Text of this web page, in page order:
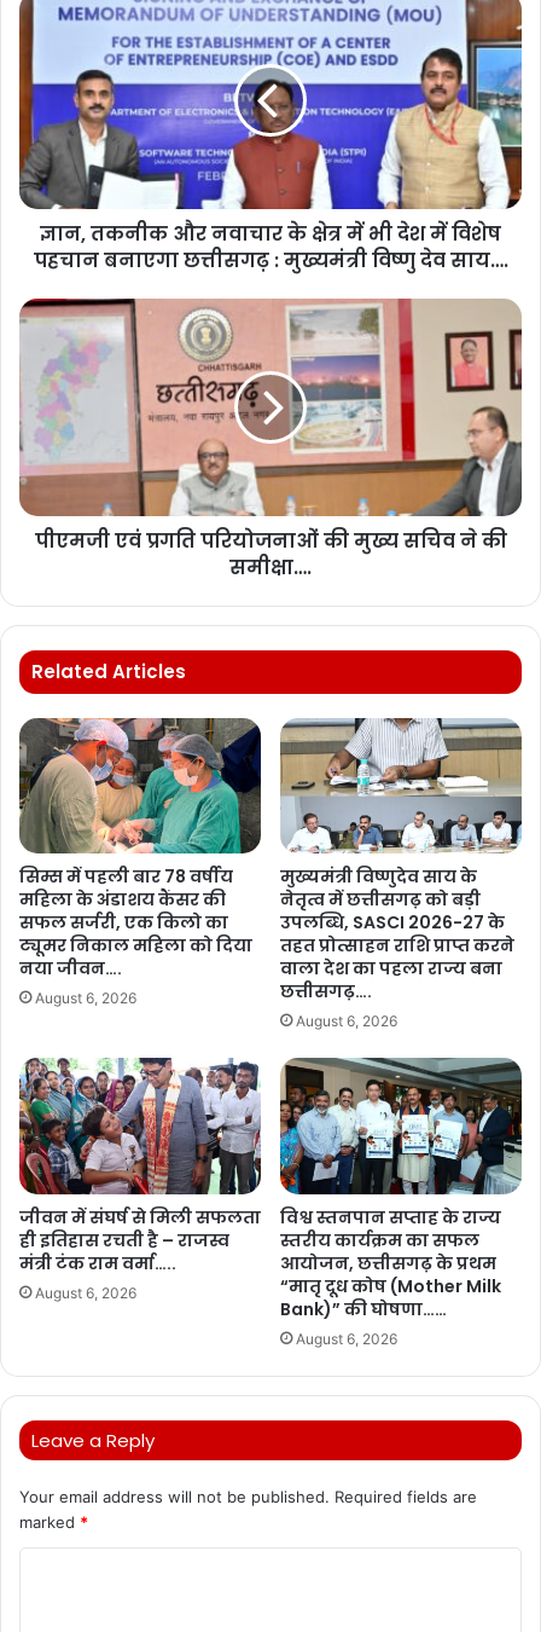
ज्ञान, तकनीक और नवाचार के क्षेत्र में भी देश में विशेष
पहचान बनाएगा छत्तीसगढ़ : मुख्यमंत्री विष्णु देव साय….
पीएमजी एवं प्रगति परियोजनाओं की मुख्य सचिव ने की
समीक्षा….
Related Articles
सिम्स में पहली बार 78 वर्षीय
महिला के अंडाशय कैंसर की
सफल सर्जरी, एक किलो का
ट्यूमर निकाल महिला को दिया
नया जीवन….
August 6, 2026
मुख्यमंत्री विष्णुदेव साय के
नेतृत्व में छत्तीसगढ़ को बड़ी
उपलब्धि, SASCI 2026-27 के
तहत प्रोत्साहन राशि प्राप्त करने
वाला देश का पहला राज्य बना
छत्तीसगढ़….
August 6, 2026
जीवन में संघर्ष से मिली सफलता
ही इतिहास रचती है – राजस्व
मंत्री टंक राम वर्मा…..
August 6, 2026
विश्व स्तनपान सप्ताह के राज्य
स्तरीय कार्यक्रम का सफल
आयोजन, छत्तीसगढ़ के प्रथम
“मातृ दूध कोष (Mother Milk
Bank)” की घोषणा……
August 6, 2026
Leave a Reply
Your email address will not be published. Required fields are
marked *